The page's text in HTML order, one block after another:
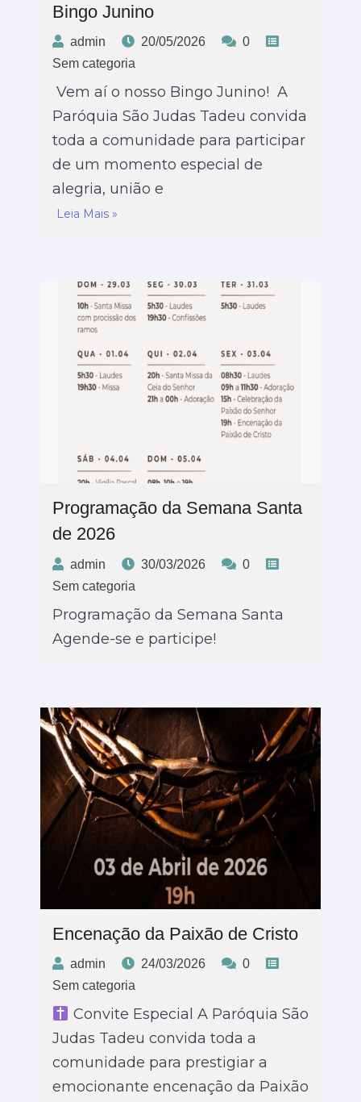
Bingo Junino
admin 20/05/2026 0
Sem categoria
Vem aí o nosso Bingo Junino! A
Paróquia São Judas Tadeu convida
toda a comunidade para participar
de um momento especial de
alegria, união e
Leia Mais »
Programação da Semana Santa
de 2026
admin 30/03/2026 0
Sem categoria
Programação da Semana Santa
Agende-se e participe!
Encenação da Paixão de Cristo
admin 24/03/2026 0
Sem categoria
Convite Especial A Paróquia São
Judas Tadeu convida toda a
comunidade para prestigiar a
emocionante encenação da Paixão